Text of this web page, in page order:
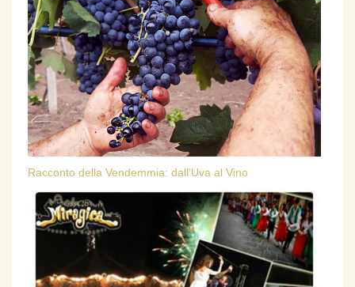
Racconto della Vendemmia: dall’Uva al Vino